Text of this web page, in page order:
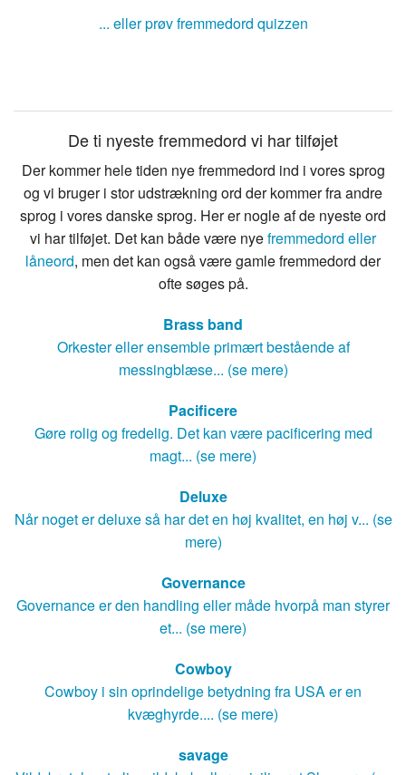
... eller prøv fremmedord quizzen
De ti nyeste fremmedord vi har tilføjet
Der kommer hele tiden nye fremmedord ind i vores sprog
og vi bruger i stor udstrækning ord der kommer fra andre
sprog i vores danske sprog. Her er nogle af de nyeste ord
vi har tilføjet. Det kan både være nyefremmedord eller
låneord, men det kan også være gamle fremmedord der
ofte søges på.
Brass band
Orkester eller ensemble primært bestående af
messingblæse... (se mere)
Pacificere
Gøre rolig og fredelig. Det kan være pacificering med
magt... (se mere)
Deluxe
Når noget er deluxe så har det en høj kvalitet, en høj v... (se
mere)
Governance
Governance er den handling eller måde hvorpå man styrer
et... (se mere)
Cowboy
Cowboy i sin oprindelige betydning fra USA er en
kvæghyrde.... (se mere)
savage